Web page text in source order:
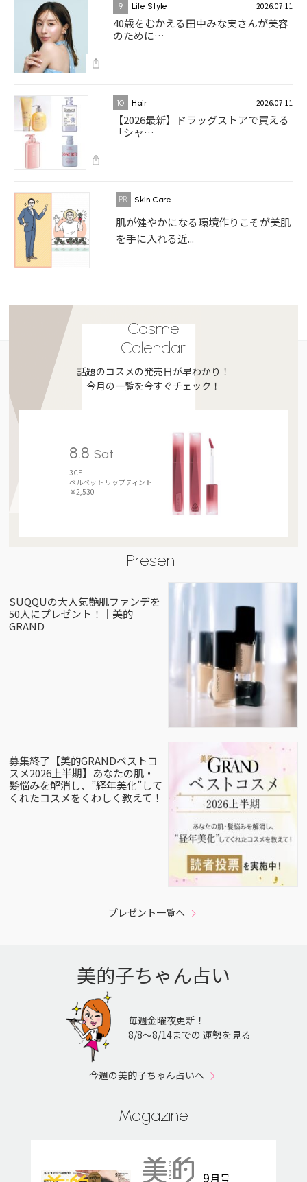
9 Life Style 2026.07.11
40歳をむかえる田中みな実さんが美容
のために…
10 Hair 2026.07.11
【2026最新】ドラッグストアで買える
「シャ…
Skin Care
肌が健やかになる環境作りこそが美肌
を手に入れる近...
Cosme
Calendar
話題のコスメの発売日が早わかり！
今月の一覧を今すぐチェック！
8.8 Sat
3CE
ベルベット リップティント
￥2,530
Present
SUQQUの大人気艶肌ファンデを
50人にプレゼント！｜美的
GRAND
募集終了【美的GRANDベストコ
スメ2026上半期】あなたの肌・
髪悩みを解消し、”経年美化”して
くれたコスメをくわしく教えて！
プレゼント一覧へ
美的子ちゃん占い
毎週金曜夜更新！
8/8〜8/14までの 運勢を見る
今週の美的子ちゃん占いへ
Magazine
9月号